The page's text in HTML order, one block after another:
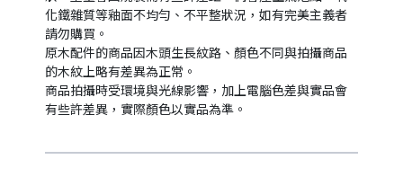
化鐵雜質等釉面不均勻、不平整狀況，如有完美主義者
請勿購買。
原木配件的商品因木頭生長紋路、顏色不同與拍攝商品
的木紋上略有差異為正常。
商品拍攝時受環境與光線影響，加上電腦色差與實品會
有些許差異，實際顏色以實品為準。